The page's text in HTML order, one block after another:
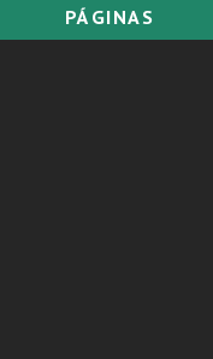
PÁGINAS